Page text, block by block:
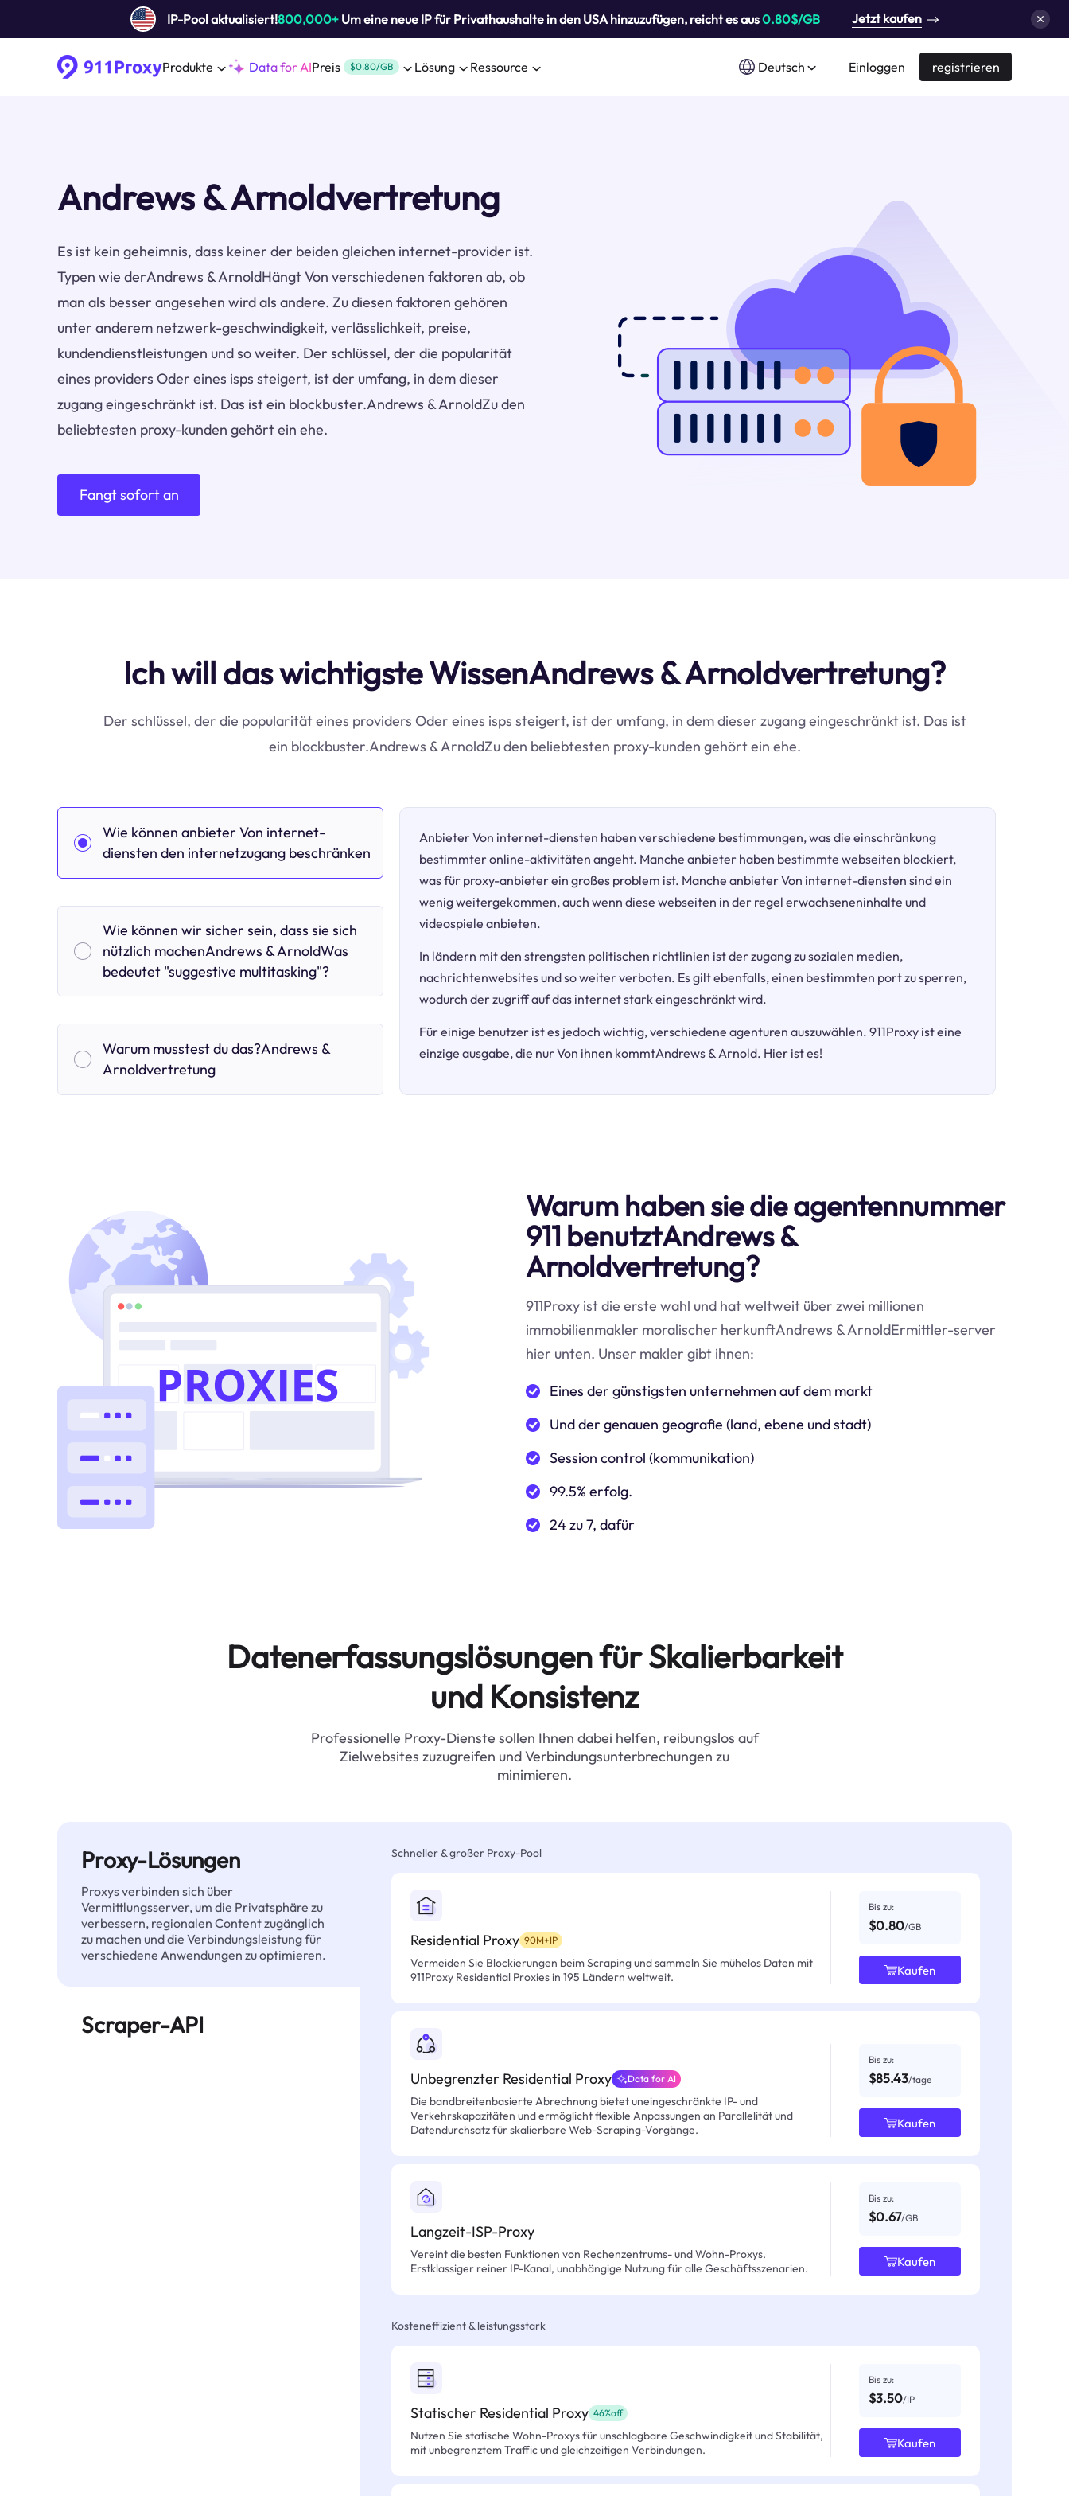
IP-Pool aktualisiert!800,000+Um eine neue IP für Privathaushalte in den USA hinzuzufügen, reicht es aus0.80$/GB Jetzt kaufen
Produkte Data for AIPreis $0.80/GB Lösung Ressource Deutsch Einloggen registrieren
Andrews & Arnoldvertretung
Es ist kein geheimnis, dass keiner der beiden gleichen internet-provider ist.
Typen wie derAndrews & ArnoldHängt Von verschiedenen faktoren ab, ob
man als besser angesehen wird als andere. Zu diesen faktoren gehören
unter anderem netzwerk-geschwindigkeit, verlässlichkeit, preise,
kundendienstleistungen und so weiter. Der schlüssel, der die popularität
eines providers Oder eines isps steigert, ist der umfang, in dem dieser
zugang eingeschränkt ist. Das ist ein blockbuster.Andrews & ArnoldZu den
beliebtesten proxy-kunden gehört ein ehe.
Fangt sofort an
Ich will das wichtigste WissenAndrews & Arnoldvertretung?
Der schlüssel, der die popularität eines providers Oder eines isps steigert, ist der umfang, in dem dieser zugang eingeschränkt ist. Das ist
ein blockbuster.Andrews & ArnoldZu den beliebtesten proxy-kunden gehört ein ehe.
Wie können anbieter Von internet-
diensten den internetzugang beschränken
Wie können wir sicher sein, dass sie sich
nützlich machenAndrews & ArnoldWas
bedeutet "suggestive multitasking"?
Warum musstest du das?Andrews &
Arnoldvertretung
Anbieter Von internet-diensten haben verschiedene bestimmungen, was die einschränkung
bestimmter online-aktivitäten angeht. Manche anbieter haben bestimmte webseiten blockiert,
was für proxy-anbieter ein großes problem ist. Manche anbieter Von internet-diensten sind ein
wenig weitergekommen, auch wenn diese webseiten in der regel erwachseneninhalte und
videospiele anbieten.
In ländern mit den strengsten politischen richtlinien ist der zugang zu sozialen medien,
nachrichtenwebsites und so weiter verboten. Es gilt ebenfalls, einen bestimmten port zu sperren,
wodurch der zugriff auf das internet stark eingeschränkt wird.
Für einige benutzer ist es jedoch wichtig, verschiedene agenturen auszuwählen. 911Proxy ist eine
einzige ausgabe, die nur Von ihnen kommtAndrews & Arnold. Hier ist es!
Warum haben sie die agentennummer
911 benutztAndrews &
Arnoldvertretung?
911Proxy ist die erste wahl und hat weltweit über zwei millionen
immobilienmakler moralischer herkunftAndrews & ArnoldErmittler-server
hier unten. Unser makler gibt ihnen:
Eines der günstigsten unternehmen auf dem markt
Und der genauen geografie (land, ebene und stadt)
Session control (kommunikation)
99.5% erfolg.
24 zu 7, dafür
Datenerfassungslösungen für Skalierbarkeit
und Konsistenz
Professionelle Proxy-Dienste sollen Ihnen dabei helfen, reibungslos auf
Zielwebsites zuzugreifen und Verbindungsunterbrechungen zu
minimieren.
Proxy-Lösungen
Proxys verbinden sich über
Vermittlungsserver, um die Privatsphäre zu
verbessern, regionalen Content zugänglich
zu machen und die Verbindungsleistung für
verschiedene Anwendungen zu optimieren.
Scraper-API
Schneller & großer Proxy-Pool
Residential Proxy 90M+IP
Vermeiden Sie Blockierungen beim Scraping und sammeln Sie mühelos Daten mit
911Proxy Residential Proxies in 195 Ländern weltweit.
Bis zu:
$0.80/GB
Kaufen
Unbegrenzter Residential Proxy Data for AI
Die bandbreitenbasierte Abrechnung bietet uneingeschränkte IP- und
Verkehrskapazitäten und ermöglicht flexible Anpassungen an Parallelität und
Datendurchsatz für skalierbare Web-Scraping-Vorgänge.
Bis zu:
$85.43/tage
Kaufen
Langzeit-ISP-Proxy
Vereint die besten Funktionen von Rechenzentrums- und Wohn-Proxys.
Erstklassiger reiner IP-Kanal, unabhängige Nutzung für alle Geschäftsszenarien.
Bis zu:
$0.67/GB
Kaufen
Kosteneffizient & leistungsstark
Statischer Residential Proxy 46%off
Nutzen Sie statische Wohn-Proxys für unschlagbare Geschwindigkeit und Stabilität,
mit unbegrenztem Traffic und gleichzeitigen Verbindungen.
Bis zu:
$3.50/IP
Kaufen